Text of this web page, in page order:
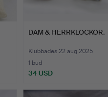
DAM & HERRKLOCKOR.
Klubbades 22 aug 2025
1 bud
34 USD